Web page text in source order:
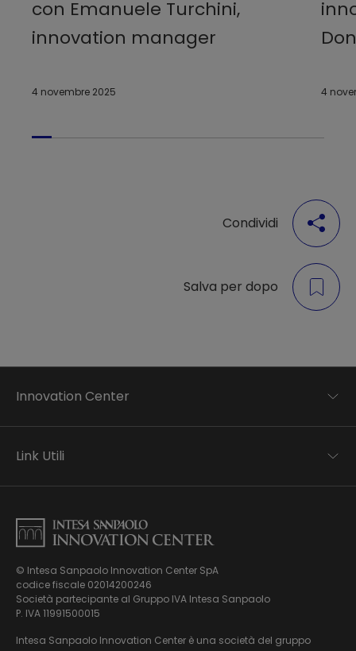
con Emanuele Turchini,
innovation manager
4 novembre 2025 4
Condividi
Salva per dopo
© Intesa Sanpaolo Innovation Center SpA
codice fiscale 02014200246
Società partecipante al Gruppo IVA Intesa Sanpaolo
P. IVA 11991500015
Intesa Sanpaolo Innovation Center è una società del gruppo
Innovation Center
Applied research
Business transformation
Chi siamo
News ed Eventi
Podcast
Virtual Tour
Link Utili
Informativa Privacy
Informativa Privacy Careers
Privacy e Cookie Policy
Mappa del sito
Whistleblowing
Modello di gestione, organizzazione e controllo ex Dlgs.